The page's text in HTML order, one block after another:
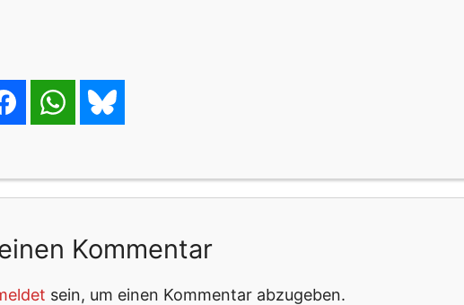
Kommentar
sein, um einen Kommentar abzugeben.